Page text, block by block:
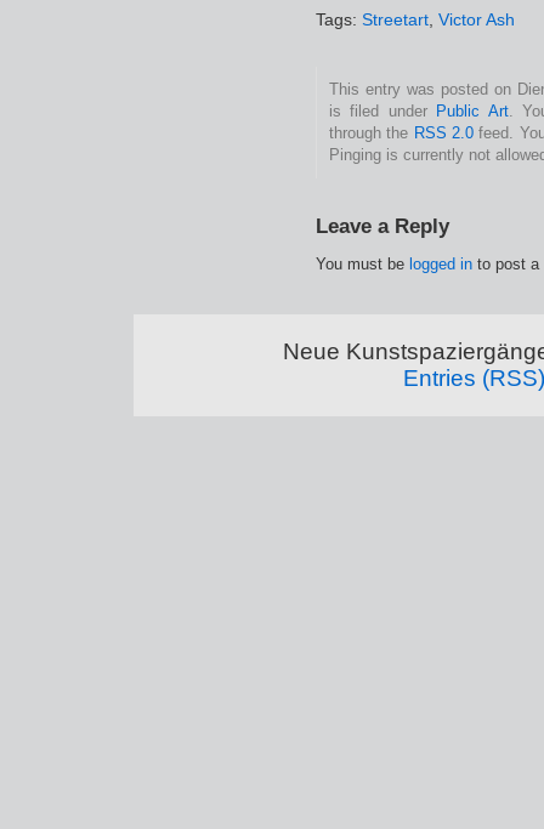
Tags: Streetart Victor Ash
This entry was posted on
is filed under Public Art.
through the RSS 2.0 feed.
Pinging is currently not
Leave a Reply
You must be logged in to post a
Neue
Entries (RSS)